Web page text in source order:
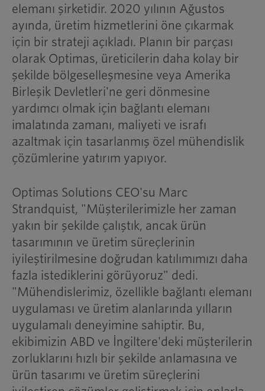
elemanı şirketidir. 2020 yılının Ağustos
ayında, üretim hizmetlerini öne çıkarmak
için bir strateji açıkladı. Planın bir parçası
olarak Optimas, üreticilerin daha kolay bir
şekilde bölgeselleşmesine veya Amerika
Birleşik Devletleri'ne geri dönmesine
yardımcı olmak için bağlantı elemanı
imalatında zamanı, maliyeti ve israfı
azaltmak için tasarlanmış özel mühendislik
çözümlerine yatırım yapıyor.
Optimas Solutions CEO'su Marc
Strandquist, "Müşterilerimizle her zaman
yakın bir şekilde çalıştık, ancak ürün
tasarımının ve üretim süreçlerinin
iyileştirilmesine doğrudan katılımımızı daha
fazla istediklerini görüyoruz" dedi.
"Mühendislerimiz, özellikle bağlantı elemanı
uygulaması ve üretim alanlarında yılların
uygulamalı deneyimine sahiptir. Bu,
ekibimizin ABD ve İngiltere'deki müşterilerin
zorluklarını hızlı bir şekilde anlamasına ve
ürün tasarımı ve üretim süreçlerini